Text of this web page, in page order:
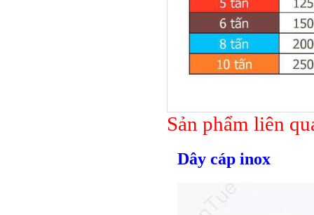
Sản phẩm liên
Dây cáp inox